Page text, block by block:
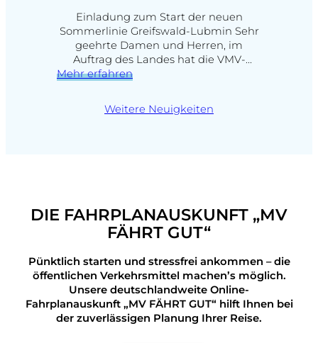
Einladung zum Start der neuen
Sommerlinie Greifswald-Lubmin Sehr
geehrte Damen und Herren, im
Auftrag des Landes hat die VMV-
Verkehrsgesellschaft Mecklenburg-
Pressnitztalbahn mbH (PRESS) für die
Geschäftsführer der…
Mehr erfahren:
Pressefahrt
Weitere Neuigkeiten
DIE FAHRPLANAUSKUNFT „MV
FÄHRT GUT“
Pünktlich starten und stressfrei ankommen – die
öffentlichen Verkehrsmittel machen’s möglich.
Unsere deutschlandweite Online-
Fahrplanauskunft „MV FÄHRT GUT“ hilft Ihnen bei
der zuverlässigen Planung Ihrer Reise.